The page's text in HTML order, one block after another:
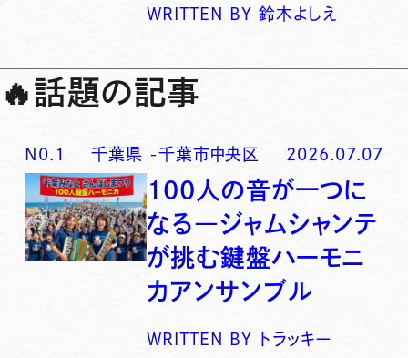
WRITTEN BY 鈴木よしえ
🔥話題の記事
N0. 1 千葉県 -千葉市中央区 2026.07.07
100人の音が一つに
なる―ジャムシャンテ
が挑む鍵盤ハーモニ
カアンサンブル
WRITTEN BY トラッキー